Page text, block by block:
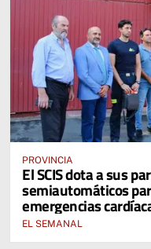
PROVINCIA
El SCIS dota a sus
semiautomáticos
emergencias
EL SEMANAL